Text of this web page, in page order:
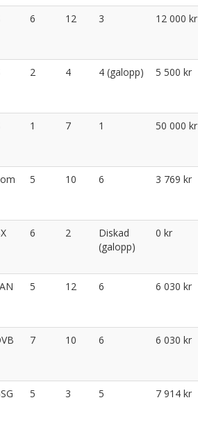
6 12 3 12 000 kr
2 4 4 (galopp) 5 500 kr
1 7 1 50 000 kr
5 10 6 3 769 kr
6 2
Diskad
(galopp)
0 kr
5 12 6 6 030 kr
7 10 6 6 030 kr
5 3 5 7 914 kr